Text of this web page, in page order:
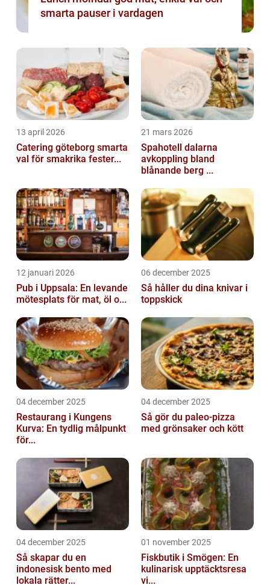
smarta pauser i vardagen
13 april 2026
Catering göteborg smarta
val för smakrika fester...
21 mars 2026
Spahotell dalarna
avkoppling bland
blånande berg ...
12 januari 2026
Pub i Uppsala: En levande
mötesplats för mat, öl o...
06 december 2025
Så håller du dina knivar i
toppskick
04 december 2025
Restaurang i Kungens
Kurva: En tydlig målpunkt
för...
04 december 2025
Så gör du paleo-pizza
med grönsaker och kött
04 december 2025
Så skapar du en
indonesisk bento med
lokala rätter...
01 november 2025
Fiskbutik i Smögen: En
kulinarisk upptäcktsresa
vi...